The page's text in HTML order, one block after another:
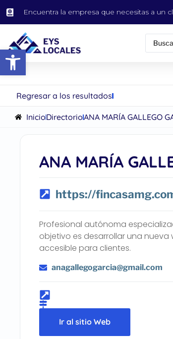
Abrir barra de herramientas
Encuentra la empresa que necesitas a un
Regresar a los resultados
InicioDirectorioANA MARÍA GALLEGO
ANA MARÍA
https://
Profesional autónoma
objetivo es desarrollar una
accesible para clientes.
anagallegogarcia@gmail.com
Ir al sitio Web